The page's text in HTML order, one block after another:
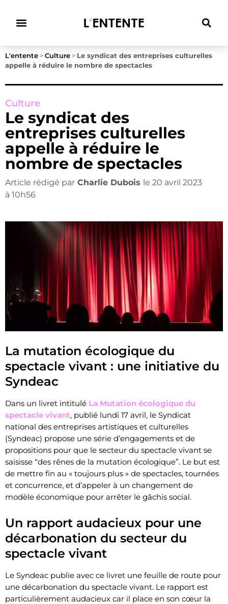
L'entente > Culture > Le syndicat des entreprises culturelles
appelle à réduire le nombre de spectacles
Culture
Le syndicat des
entreprises culturelles
appelle à réduire le
nombre de spectacles
Article rédigé par Charlie Dubois le 20 avril 2023
à 10h56
La mutation écologique du
spectacle vivant : une initiative du
Syndeac
Dans un livret intitulé La Mutation écologique du
spectacle vivant, publié lundi 17 avril, le Syndicat
national des entreprises artistiques et culturelles
(Syndeac) propose une série d’engagements et de
propositions pour que le secteur du spectacle vivant se
saisisse “des rênes de la mutation écologique”. Le but est
de mettre fin au « toujours plus » de spectacles, tournées
et concurrence, et d’appeler à un changement de
modèle économique pour arrêter le gâchis social.
Un rapport audacieux pour une
décarbonation du secteur du
spectacle vivant
Le Syndeac publie avec ce livret une feuille de route pour
une décarbonation du spectacle vivant. Le rapport est
particulièrement audacieux car il place en son cœur la